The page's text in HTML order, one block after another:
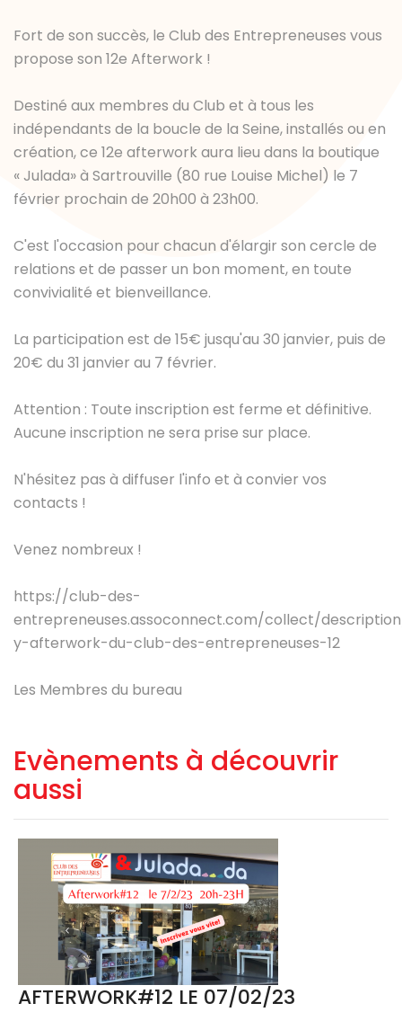
Fort de son succès, le Club des Entrepreneuses vous
propose son 12e Afterwork !
Destiné aux membres du Club et à tous les
indépendants de la boucle de la Seine, installés ou en
création, ce 12e afterwork aura lieu dans la boutique
« Julada» à Sartrouville (80 rue Louise Michel) le 7
février prochain de 20h00 à 23h00.
C'est l'occasion pour chacun d'élargir son cercle de
relations et de passer un bon moment, en toute
convivialité et bienveillance.
La participation est de 15€ jusqu'au 30 janvier, puis de
20€ du 31 janvier au 7 février.
Attention : Toute inscription est ferme et définitive.
Aucune inscription ne sera prise sur place.
N'hésitez pas à diffuser l'info et à convier vos
contacts !
Venez nombreux !
https://club-des-
entrepreneuses.assoconnect.com/collect/
y-afterwork-du-club-des-entrepreneuses-12
Les Membres du bureau
Evènements à découvrir
aussi
AFTERWORK#12 LE 07/02/23